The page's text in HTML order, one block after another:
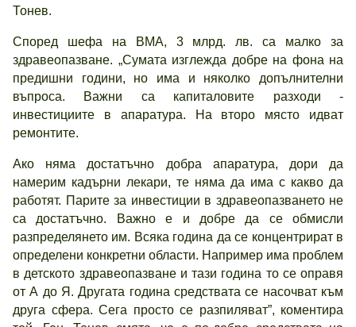
Тонев.
Според шефа на ВМА, 3 млрд. лв. са малко за
здравеопазване. „Сумата изглежда добре на фона на
предишни години, но има и няколко допълнителни
въпроса. Важни са капиталовите разходи -
инвестициите в апаратура. На второ място идват
ремонтите.
Ако няма достатъчно добра апаратура, дори да
намерим кадърни лекари, те няма да има с какво да
работят. Парите за инвестиции в здравеопазването не
са достатъчно. Важно е и добре да се обмисли
разпределянето им. Всяка година да се концентрират в
определени конкретни области. Например има проблем
в детското здравеопазване и тази година то се оправя
от А до Я. Другата година средствата се насочват към
друга сфера. Сега просто се разпиляват”, коментира